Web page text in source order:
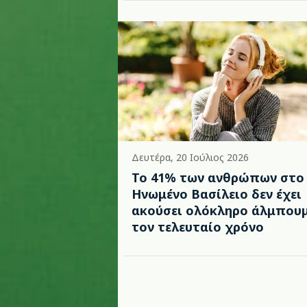
Δευτέρα, 20 Ιούλιος 2026
Το 41% των ανθρώπων στο
Ηνωμένο Βασίλειο δεν έχει
ακούσει ολόκληρο
τον τελευταίο χρόνο